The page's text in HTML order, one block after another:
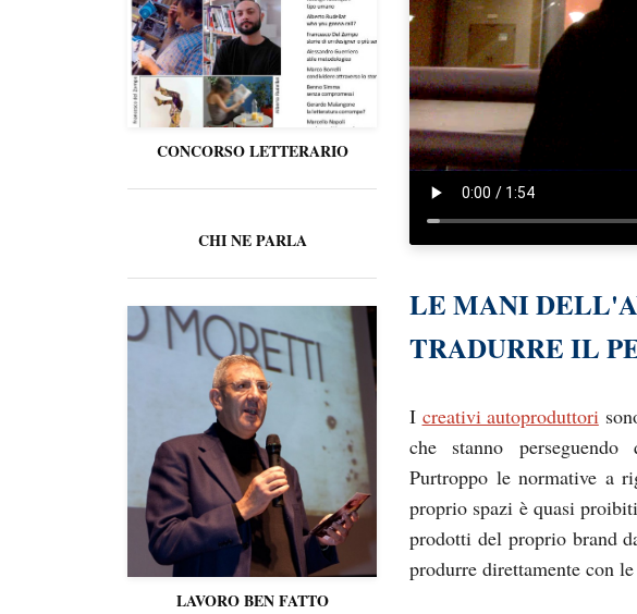
CONCORSO LETTERARIO
CHI NE PARLA
LAVORO BEN FATTO
LE MANI
TRADURRE IL
I creativi autoproduttori
che stanno
Purtroppo le normative a
proprio spazi è quasi
prodotti del proprio brand
produrre direttamente con